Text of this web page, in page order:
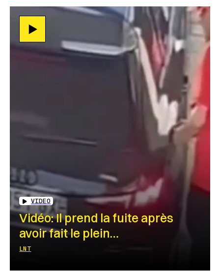
VIDEO
Vidéo: Il prend la fuite après
avoir fait le plein…
LNT